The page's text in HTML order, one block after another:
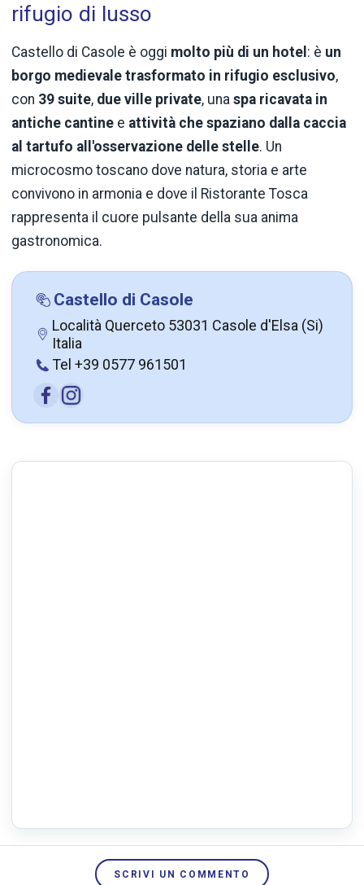
rifugio di lusso
Castello di Casole è oggi molto più di un hotel : è un
borgo medievale trasformato in rifugio esclusivo,
con 39 suite, due ville private, una spa ricavata in
antiche cantine e attività che spaziano dalla caccia
al tartufo all'osservazione delle stelle. Un
microcosmo toscano dove natura, storia e arte
convivono in armonia e dove il Ristorante Tosca
rappresenta il cuore pulsante della sua anima
gastronomica.
Castello di Casole
Località Querceto 53031 Casole d'Elsa (Si)
Italia
Tel +39 0577 961501
SCRIVI UN COMMENTO